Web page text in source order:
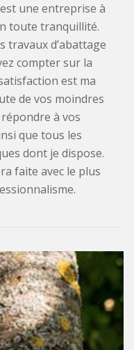
une entreprise à
toute tranquillité.
travaux d’abattage
compter sur la
est ma
de vos moindres
à vos
que tous les
dont je dispose.
faite avec le plus